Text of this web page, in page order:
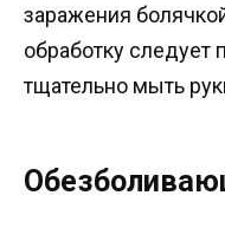
заражения
обработку следует
тщательно мыть